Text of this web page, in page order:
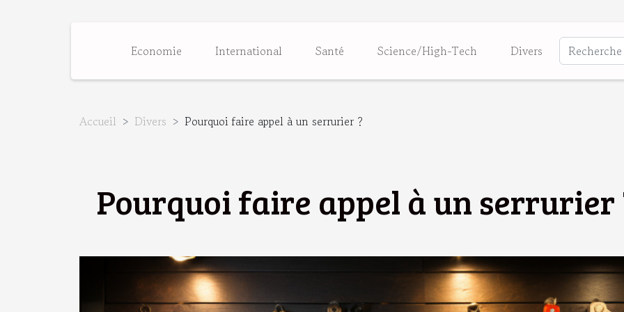
Economie International Santé Science/High-Tech Divers
Accueil Divers Pourquoi faire appel à un serrurier ?
Pourquoi faire appel à un serrurier